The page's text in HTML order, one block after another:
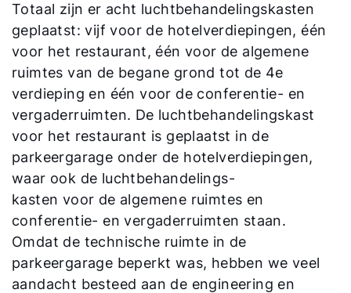
Totaal zijn er acht luchtbehandelingskasten
geplaatst: vijf voor de hotelverdiepingen, één
voor het restaurant, één voor de algemene
ruimtes van de begane grond tot de 4e
verdieping en één voor de conferentie- en
vergaderruimten. De luchtbehandelingskast
voor het restaurant is geplaatst in de
parkeergarage onder de hotelverdiepingen,
waar ook de luchtbehandelings-
kasten voor de algemene ruimtes en
conferentie- en vergaderruimten staan.
Omdat de technische ruimte in de
parkeergarage beperkt was, hebben we veel
aandacht besteed aan de engineering en